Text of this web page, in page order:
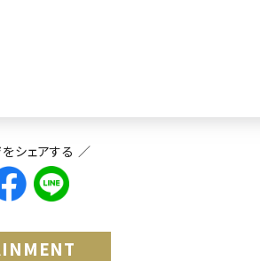
シェアする ／